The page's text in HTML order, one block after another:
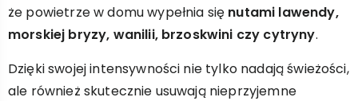
że powietrze w domu wypełnia się nutami lawendy,
morskiej bryzy, wanilii, brzoskwini czy cytryny.
Dzięki swojej intensywności nie tylko nadają świeżości,
ale również skutecznie usuwają nieprzyjemne